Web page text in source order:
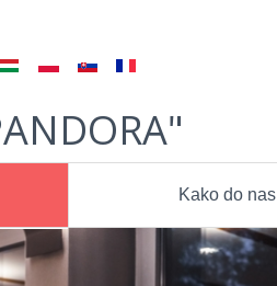
Kako do nas